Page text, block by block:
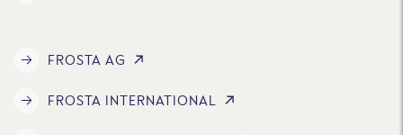
FROSTA AG
FROSTA INTERNATIONAL